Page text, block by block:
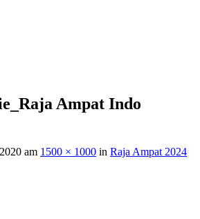
Ampat Indo
am 1500 × 1000 in Raja Ampat 2024